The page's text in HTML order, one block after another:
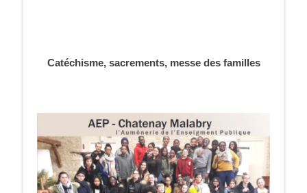
Catéchisme, sacrements, messe des familles